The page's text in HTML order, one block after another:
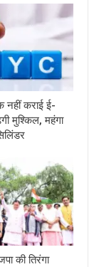
कराई ई-
मुश्किल, महंगा
की तिरंगा